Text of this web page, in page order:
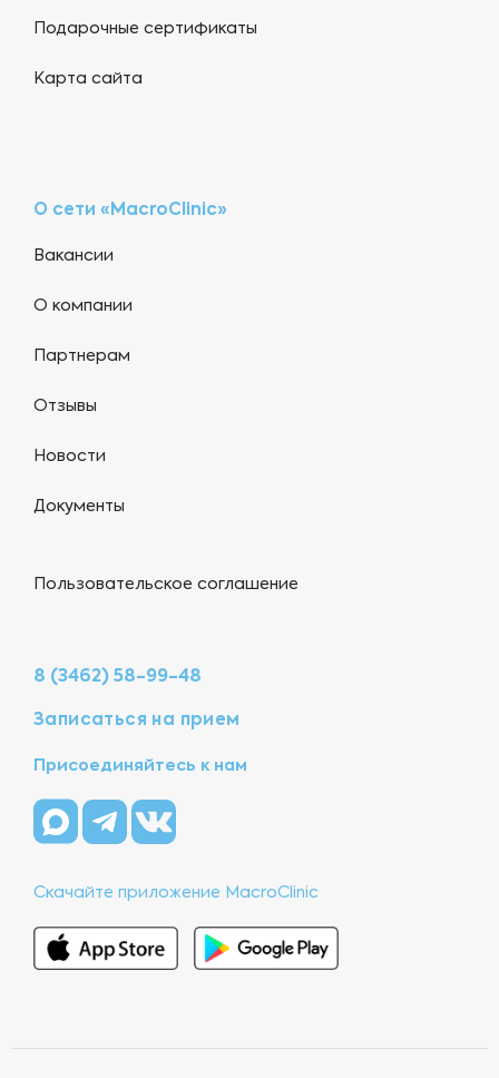
Подарочные сертификаты
Карта сайта
О сети «MacroClinic»
Вакансии
О компании
Партнерам
Отзывы
Новости
Документы
Пользовательское соглашение
8 (3462) 58-99-48
Записаться на прием
Присоединяйтесь к нам
Скачайте приложение MacroClinic